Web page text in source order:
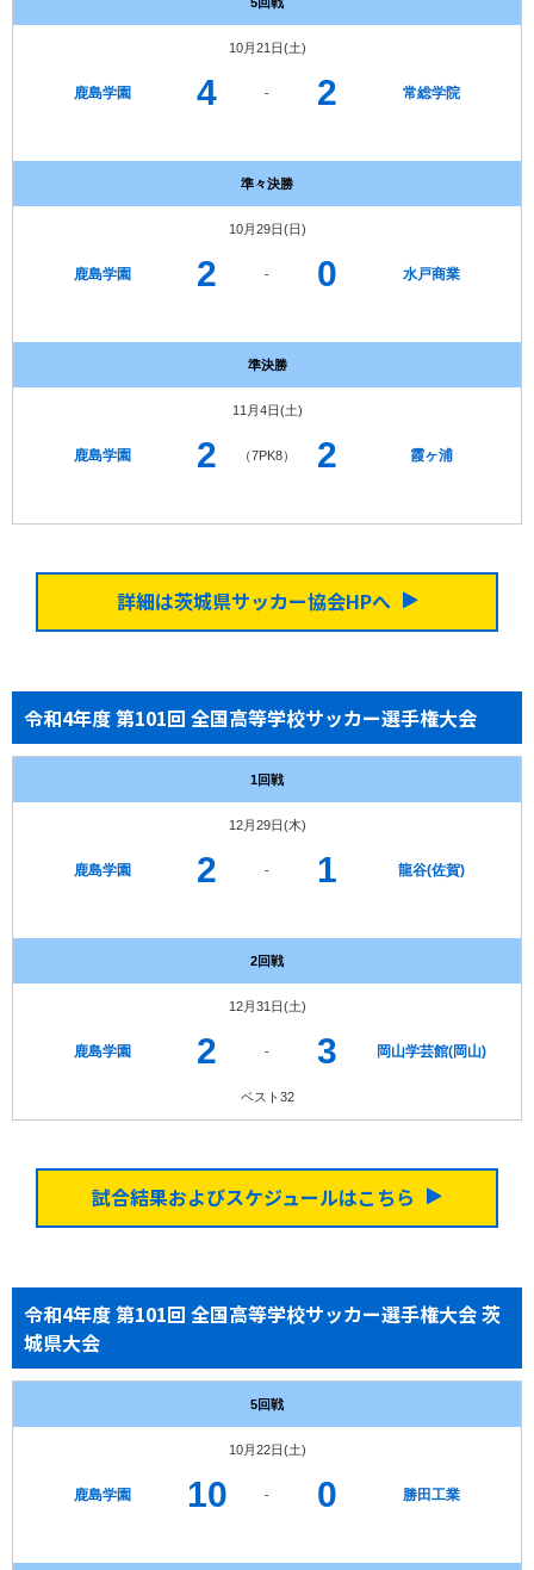
10月21日(土)
鹿島学園 4 - 2 常総学院
準々決勝
10月29日(日)
鹿島学園 2 - 0 水戸商業
準決勝
11月4日(土)
鹿島学園 2 （7PK8） 2 霞ヶ浦
詳細は茨城県サッカー協会HPへ
令和4年度 第101回 全国高等学校サッカー選手権大会
1回戦
12月29日(木)
鹿島学園 2 - 1 龍谷(佐賀)
2回戦
12月31日(土)
鹿島学園 2 - 3 岡山学芸館(岡山)
ベスト32
試合結果およびスケジュールはこちら
令和4年度 第101回 全国高等学校サッカー選手権大会 茨
城県大会
5回戦
10月22日(土)
鹿島学園 10 - 0 勝田工業